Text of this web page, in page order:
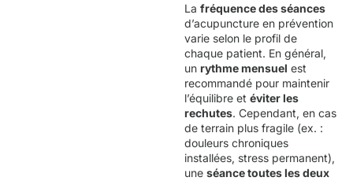
La fréquence des séances
d’acupuncture en prévention
varie selon le profil de
chaque patient. En général,
un rythme mensuel est
recommandé pour maintenir
l’équilibre et éviter les
rechutes. Cependant, en cas
de terrain plus fragile (ex. :
douleurs chroniques
installées, stress permanent),
une séance toutes les deux